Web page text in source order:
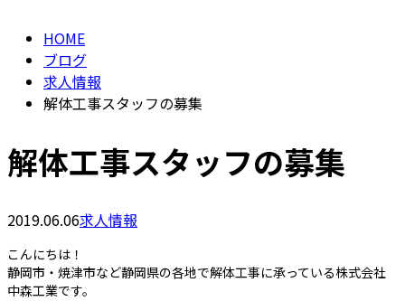
HOME
ブログ
求人情報
解体工事スタッフの募集
解体工事スタッフの募集
2019.06.06求人情報
こんにちは！
静岡市・焼津市など静岡県の各地で解体工事に承っている株式会社
中森工業です。